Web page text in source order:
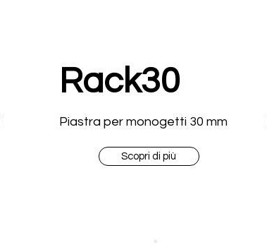
Rack30
Piastra per monogetti 30 mm
Scopri di più